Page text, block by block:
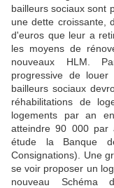
bailleurs sociaux sont
une dette croissante,
d'euros que leur a
les moyens de
nouveaux HLM.
progressive de
bailleurs sociaux
réhabilitations de
logements par an
atteindre 90 000 par
étude la Banque
Consignations). Une
se voir proposer un
nouveau Schéma